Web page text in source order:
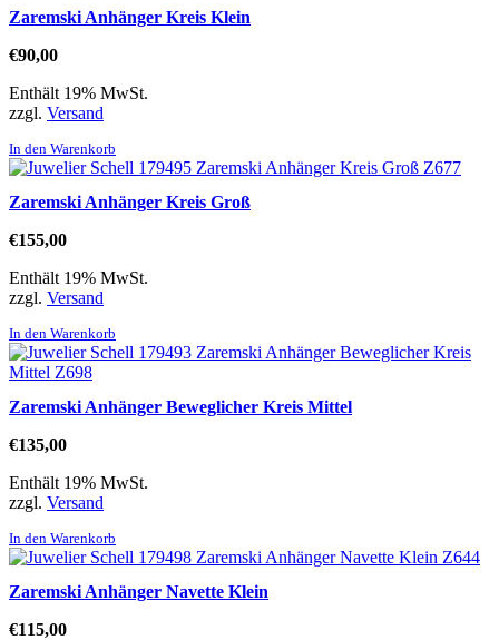
Zaremski Anhänger Kreis Klein
€90,00
Enthält 19% MwSt.
zzgl. Versand
In den Warenkorb
Zaremski Anhänger Kreis Groß
€155,00
Enthält 19% MwSt.
zzgl. Versand
In den Warenkorb
Zaremski Anhänger Beweglicher Kreis Mittel
€135,00
Enthält 19% MwSt.
zzgl. Versand
In den Warenkorb
Zaremski Anhänger Navette Klein
€115,00